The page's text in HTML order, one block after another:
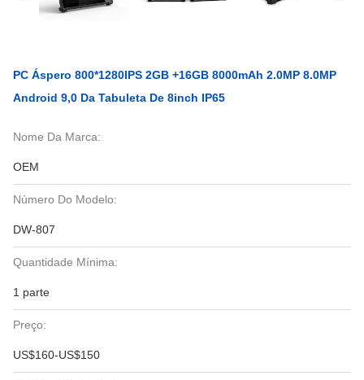
PC Áspero 800*1280IPS 2GB +16GB 8000mAh 2.0MP 8.0MP
Android 9,0 Da Tabuleta De 8inch IP65
Nome Da Marca:
OEM
Número Do Modelo:
DW-807
Quantidade Mínima:
1 parte
Preço:
US$160-US$150